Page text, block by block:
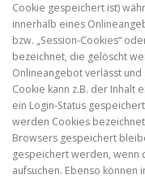
Cookie gespeichert ist)
innerhalb eines
bzw. „Session-Cookies“
bezeichnet, die gelöscht
Onlineangebot verlässt
Cookie kann z.B. der Inhalt
ein Login-Status
werden Cookies
Browsers gespeichert
gespeichert werden, wenn
aufsuchen. Ebenso